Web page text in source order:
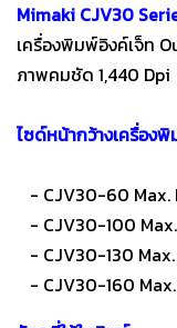
Mimaki CJV30
เครื่องพิมพ์อิงค์เจ็ท
ภาพคมชัด 1,440 Dpi
ไซด์หน้ากว้างเครื่อง
- CJV30-60 Max.
- CJV30-100
- CJV30-130
- CJV30-160